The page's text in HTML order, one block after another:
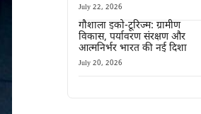
July 22, 2026
गौशाला इको-टूरिज्म: ग्रामीण
विकास, पर्यावरण संरक्षण और
आत्मनिर्भर भारत की नई दिशा
July 20, 2026